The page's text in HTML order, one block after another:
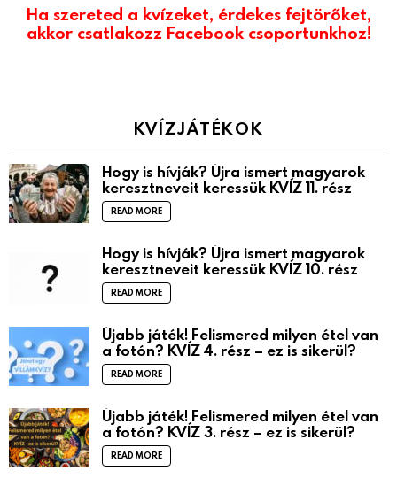
Ha szereted a kvízeket, érdekes fejtörőket,
akkor csatlakozz Facebook csoportunkhoz!
KVÍZJÁTÉKOK
Hogy is hívják? Újra ismert magyarok
keresztneveit keressük KVÍZ 11. rész
READ MORE
Hogy is hívják? Újra ismert magyarok
keresztneveit keressük KVÍZ 10. rész
READ MORE
Újabb játék! Felismered milyen étel van
a fotón? KVÍZ 4. rész – ez is sikerül?
READ MORE
Újabb játék! Felismered milyen étel van
a fotón? KVÍZ 3. rész – ez is sikerül?
READ MORE